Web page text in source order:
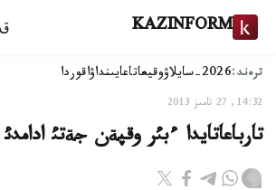
KAZINFORM
ترەند:2026-سايلاۋ وقيعاتاعايىنداۋاقوردا
14:32, 27 تامىز 2013
تارباعاتايدا ءبئر وقپةن جةتئ